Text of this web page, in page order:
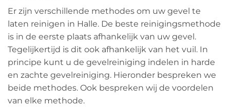
Er zijn verschillende methodes om uw gevel te
laten reinigen in Halle. De beste reinigingsmethode
is in de eerste plaats afhankelijk van uw gevel.
Tegelijkertijd is dit ook afhankelijk van het vuil. In
principe kunt u de gevelreiniging indelen in harde
en zachte gevelreiniging. Hieronder bespreken we
beide methodes. Ook bespreken wij de voordelen
van elke methode.